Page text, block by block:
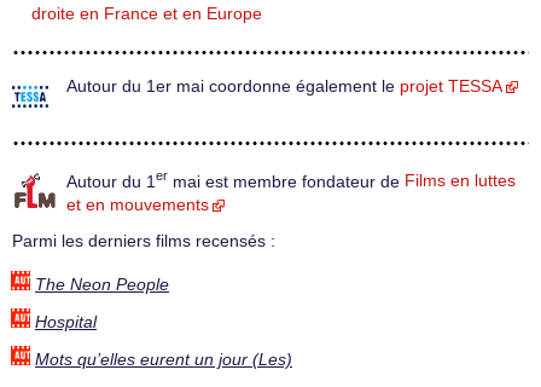
droite en France et en Europe
Autour du 1er mai coordonne également le projet TESSA
Autour du 1 er mai est membre fondateur de Films en luttes
et en mouvements
Parmi les derniers films recensés :
The Neon People
Hospital
Mots qu’elles eurent un jour (Les)